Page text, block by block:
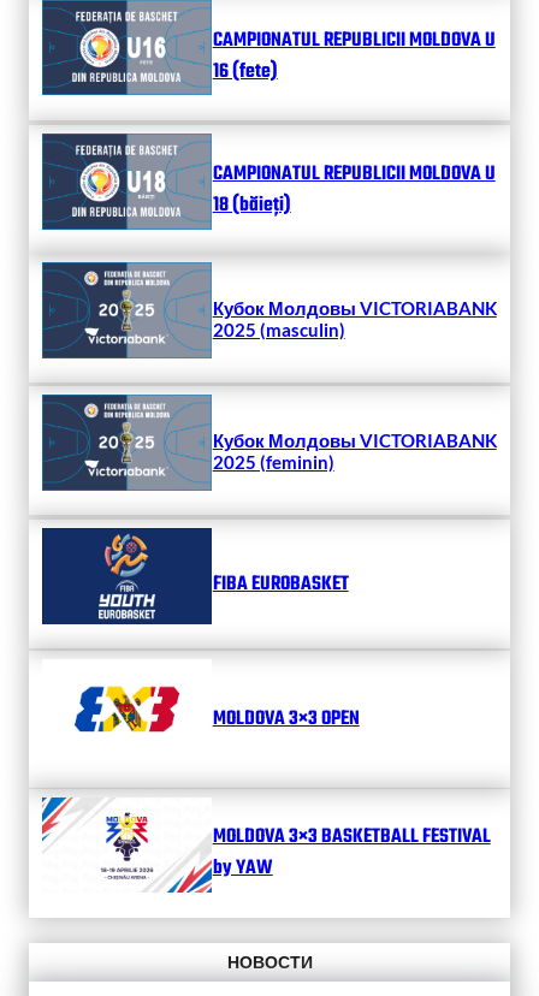
CAMPIONATUL REPUBLICII MOLDOVA U
16 (fete)
CAMPIONATUL REPUBLICII MOLDOVA U
18 (băieți)
Кубок Молдовы VICTORIABANK
2025 (masculin)
Кубок Молдовы VICTORIABANK
2025 (feminin)
FIBA EUROBASKET
MOLDOVA 3×3 OPEN
MOLDOVA 3×3 BASKETBALL FESTIVAL
by YAW
НОВОСТИ